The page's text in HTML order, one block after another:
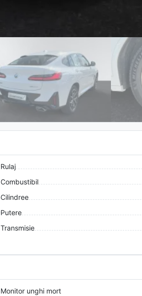
Rulaj
Combustibil
Cilindree
Putere
Transmisie
Monitor unghi mort